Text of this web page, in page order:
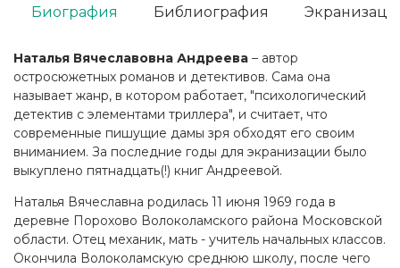
Наталья Вячеславовна Андреева – автор
остросюжетных романов и детективов. Сама она
называет жанр, в котором работает, "психологический
детектив с элементами триллера", и считает, что
современные пишущие дамы зря обходят его своим
вниманием. За последние годы для экранизации было
выкуплено пятнадцать(!) книг Андреевой.
Наталья Вячеславна родилась 11 июня 1969 года в
деревне Порохово Волоколамского района Московской
области. Отец механик, мать - учитель начальных классов.
Окончила Волоколамскую среднюю школу, после чего
Биография Библиография